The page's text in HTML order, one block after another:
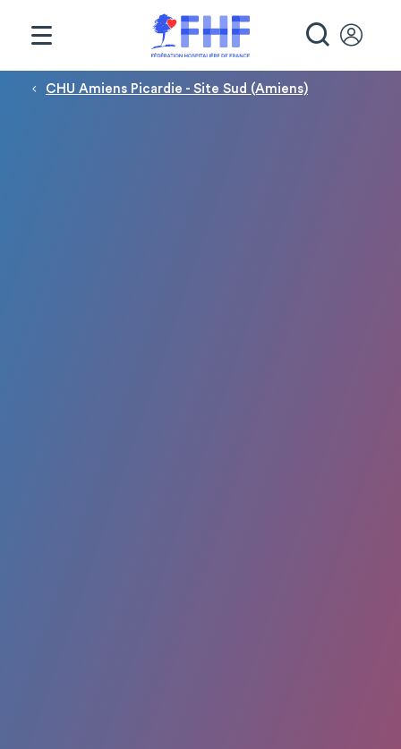
Fil d'Ariane
CHU Amiens Picardie - Site Sud (Amiens)
Panneau de gestion des cookies